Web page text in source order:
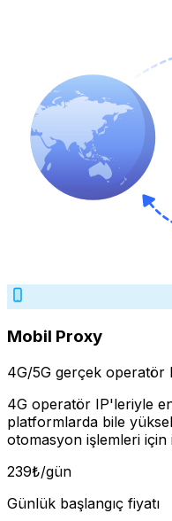
Mobil Proxy
4G/5G gerçek operatör
4G operatör IP'leriyle
platformlarda bile
otomasyon işlemleri için
239₺/gün
Günlük başlangıç fiyatı